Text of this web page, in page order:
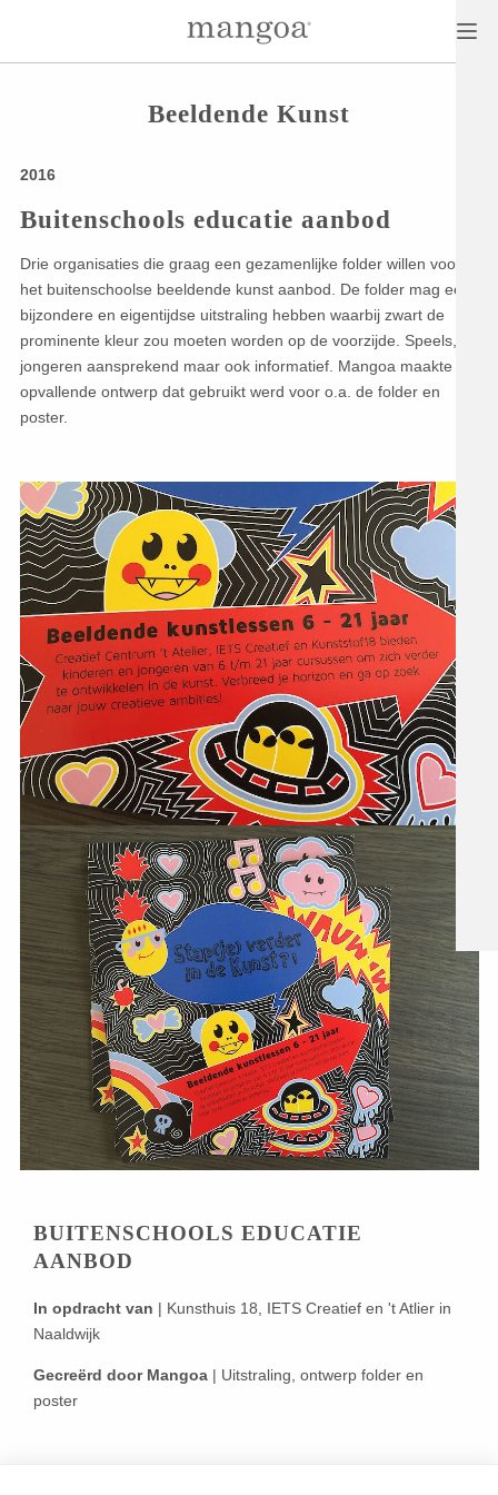
Beeldende Kunst
2016
Buitenschools educatie aanbod
Drie organisaties die graag een gezamenlijke folder willen voor
het buitenschoolse beeldende kunst aanbod. De folder mag een
bijzondere en eigentijdse uitstraling hebben waarbij zwart de
prominente kleur zou moeten worden op de voorzijde. Speels,
jongeren aansprekend maar ook informatief. Mangoa maakte het
opvallende ontwerp dat gebruikt werd voor o.a. de folder en
poster.
BUITENSCHOOLS EDUCATIE
AANBOD
In opdracht van | Kunsthuis 18, IETS Creatief en 't Atlier in
Naaldwijk
Gecreërd door Mangoa| Uitstraling, ontwerp folder en
poster